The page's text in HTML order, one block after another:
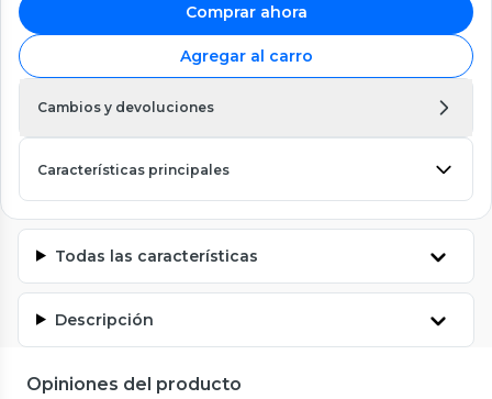
Comprar ahora
Agregar al carro
Cambios y devoluciones
Características principales
Todas las características
Descripción
Opiniones del producto